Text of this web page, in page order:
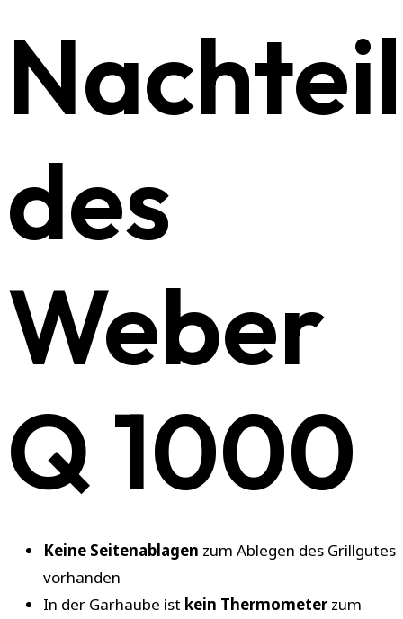
des
Weber
Q 1000
Keine Seitenablagen zum Ablegen des Grillgutes
vorhanden
In der Garhaube ist kein Thermometerzum